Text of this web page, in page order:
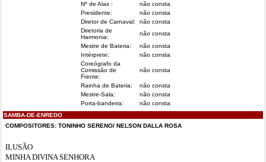
Nº de Alas :
não consta
Presidente:
não consta
Diretor de Carnaval:
não consta
Diretoria de
Harmonia:
não consta
Mestre de Bateria:
não consta
Intérprete:
não consta
Coreógrafo da
Comissão de
Frente:
não consta
Rainha de Bateria:
não consta
Mestre-Sala:
não consta
Porta-bandeira:
não consta
SAMBA-DE-ENREDO
COMPOSITORES: TONINHO SERENO/ NELSON DALLA ROSA
ILUSÃO
MINHA DIVINA SENHORA